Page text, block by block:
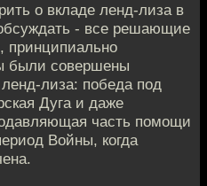
о вкладе ленд-лиза в
- все решающие
принципиально
были совершены
лиза: победа под
Дуга и даже
часть помощи
Войны, когда